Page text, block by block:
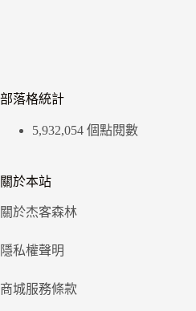
部落格統計
5,932,054 個點閱數
關於本站
關於杰客森林
隱私權聲明
商城服務條款